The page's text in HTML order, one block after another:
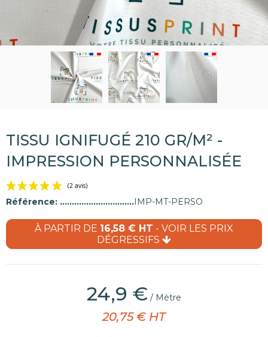
TISSU IGNIFUGÉ 210 GR/M² -
IMPRESSION PERSONNALISÉE
Référence: IMP-MT-PERSO
À PARTIR DE 16,58 € HT - VOIR LES PRIX
DÉGRESSIFS
24,9 € / Mètre
20,75 € HT